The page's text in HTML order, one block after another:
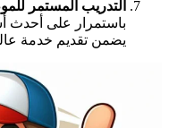
التدريب المستمر
باستمرار على أحدث
يضمن تقديم خدمة